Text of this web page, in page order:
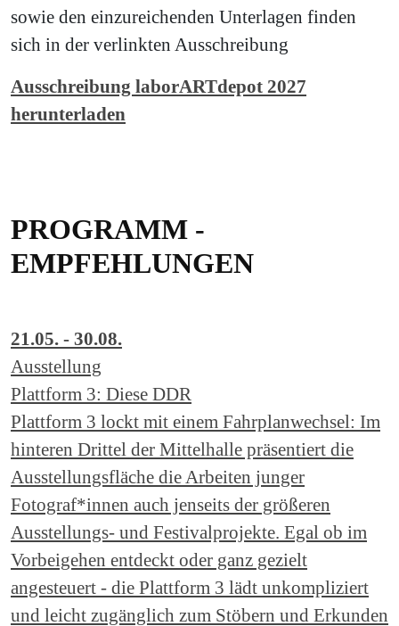
sowie den einzureichenden Unterlagen finden
sich in der verlinkten Ausschreibung
Ausschreibung laborARTdepot 2027
herunterladen
PROGRAMM -
EMPFEHLUNGEN
21.05. - 30.08.
Ausstellung
Plattform 3: Diese DDR
Plattform 3 lockt mit einem Fahrplanwechsel: Im
hinteren Drittel der Mittelhalle präsentiert die
Ausstellungsfläche die Arbeiten junger
Fotograf*innen auch jenseits der größeren
Ausstellungs- und Festivalprojekte. Egal ob im
Vorbeigehen entdeckt oder ganz gezielt
angesteuert - die Plattform 3 lädt unkompliziert
und leicht zugänglich zum Stöbern und Erkunden